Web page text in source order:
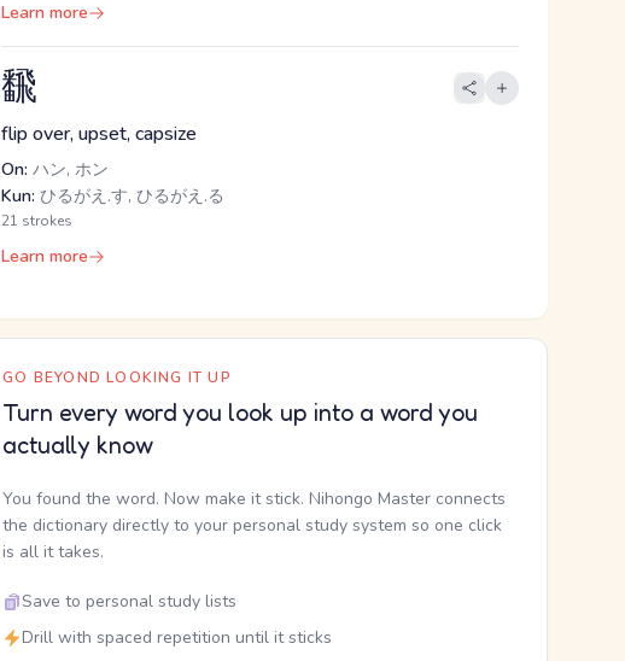
Learn more
飜
flip over, upset, capsize
On: ハン, ホン
Kun: ひるがえ.す, ひるがえ.る
21 strokes
Learn more
GO BEYOND LOOKING IT UP
Turn every word you look up into a word you
actually know
You found the word. Now make it stick. Nihongo Master connects
the dictionary directly to your personal study system so one click
is all it takes.
Save to personal study lists
Drill with spaced repetition until it sticks